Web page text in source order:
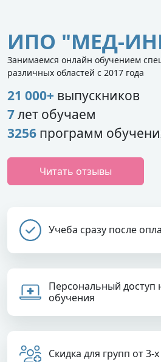
ИПО "МЕД-
Занимаемся онлайн обучением
различных областей с 2017 года
21 000+ выпускников
7лет обучаем
3256 программ
Читать отзывы
Учеба сразу после
Персональный доступ
обучения
Скидка для групп от